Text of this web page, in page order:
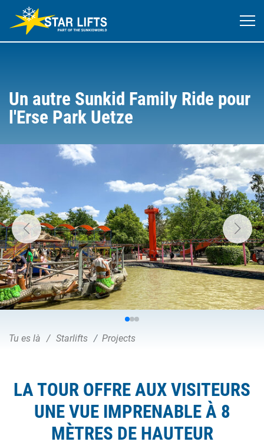
Un autre Sunkid Family Ride pour
l'Erse Park Uetze
Tu es là Starlifts Projects
LA TOUR OFFRE AUX VISITEURS
UNE VUE IMPRENABLE À 8
MÈTRES DE HAUTEUR